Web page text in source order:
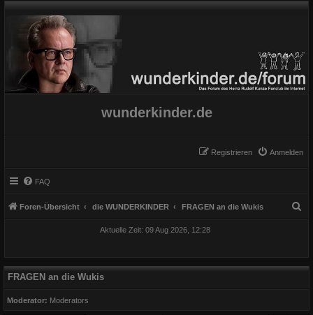
wunderkinder.de
Anmelden
Registrieren
FAQ
Foren-Übersicht die WUNDERKINDER FRAGEN an die Wukis
Aktuelle Zeit: 09 Aug 2026, 12:28
FRAGEN an die Wukis
Moderator: Moderators